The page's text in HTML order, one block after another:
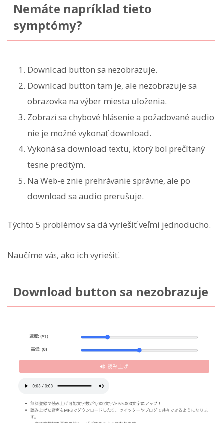
Nemáte napríklad tieto
symptómy?
Download button sa nezobrazuje.
Download button tam je, ale nezobrazuje sa
obrazovka na výber miesta uloženia.
Zobrazí sa chybové hlásenie a požadované audio
nie je možné vykonať download.
Vykoná sa download textu, ktorý bol prečítaný
tesne predtým.
Na Web-e znie prehrávanie správne, ale po
download sa audio prerušuje.
Týchto 5 problémov sa dá vyriešiť veľmi jednoducho.
Naučíme vás, ako ich vyriešiť.
Download button sa nezobrazuje